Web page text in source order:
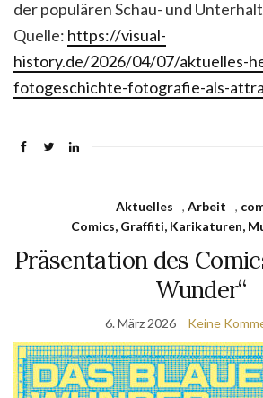
der populären Schau- und
Quelle: https://visual-
history.de/2026/04/07/aktuelles-
fotogeschichte-fotografie-als-
Aktuelles , Arbeit ,
Comics, Graffiti, Karikaturen,
Präsentation des
Wunder“
6. März 2026 Keine